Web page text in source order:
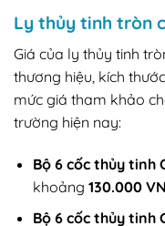
Ly thủy tinh tròn
Giá của ly thủy tinh
thương hiệu, kích
mức giá tham khảo
trường hiện nay:
Bộ 6 cốc thủy tinh
khoảng 130.000
Bộ 6 cốc thủy tinh